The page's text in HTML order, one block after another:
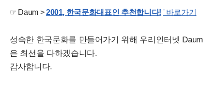
☞ Daum >2001, 한국문화대표인 추천합니다! ' 바로가기
성숙한 한국문화를 만들어가기 위해 우리인터넷 Daum
은 최선을 다하겠습니다.
감사합니다.